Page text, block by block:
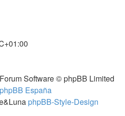
Software © phpBB Limited
phpBB España
phpBB-Style-Design